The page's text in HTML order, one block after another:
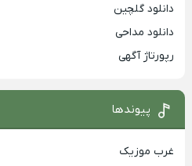
دانلود گلچین
دانلود مداحی
رپورتاژ آگهی
پیوندها
غرب موزیک